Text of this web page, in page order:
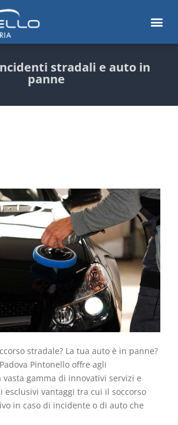
stradali e auto in
panne
stradale? La tua auto è in panne?
Pintonello offre agli
gamma di innovativi servizi e
esclusivi vantaggi tra cui il soccorso
in caso di incidente o di auto che